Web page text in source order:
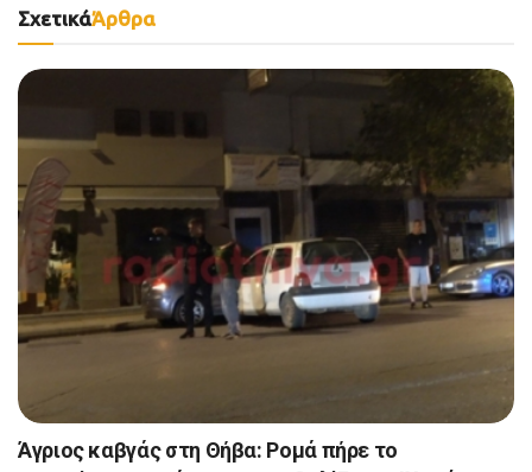
ΣχετικάΆρθρα
Άγριος καβγάς στη Θήβα: Ρομά πήρε το